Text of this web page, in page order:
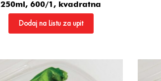
250ml, 600/1, kvadratna
Dodaj na Listu za upit